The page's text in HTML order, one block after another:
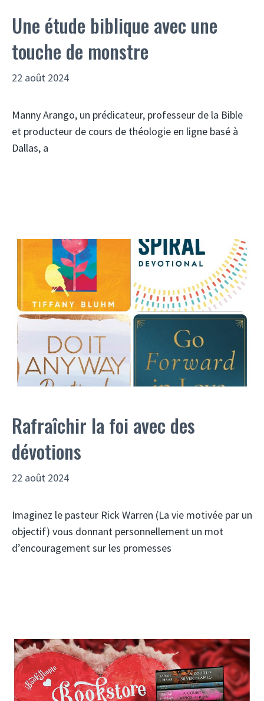
Une étude biblique avec une
touche de monstre
22 août 2024
Manny Arango, un prédicateur, professeur de la Bible
et producteur de cours de théologie en ligne basé à
Dallas, a
Rafraîchir la foi avec des
dévotions
22 août 2024
Imaginez le pasteur Rick Warren (La vie motivée par un
objectif) vous donnant personnellement un mot
d’encouragement sur les promesses